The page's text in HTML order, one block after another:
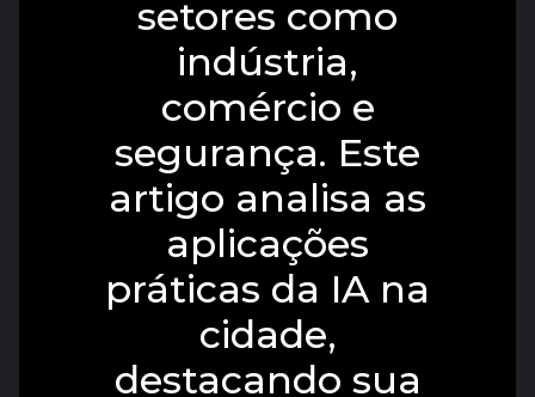
setores como
indústria,
comércio e
segurança. Este
artigo analisa as
aplicações
práticas da IA na
cidade,
destacando sua